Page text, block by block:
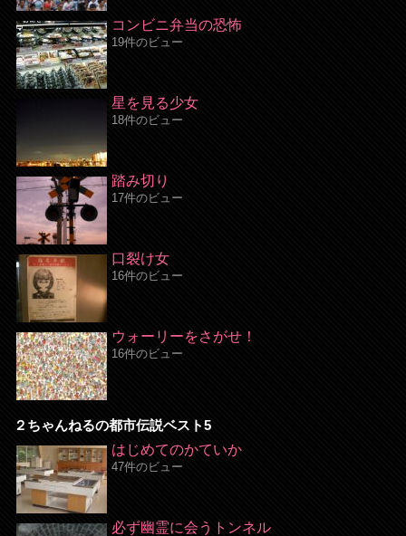
コンビニ弁当の恐怖
19件のビュー
星を見る少女
18件のビュー
踏み切り
17件のビュー
口裂け女
16件のビュー
ウォーリーをさがせ！
16件のビュー
２ちゃんねるの都市伝説ベスト5
はじめてのかていか
47件のビュー
必ず幽霊に会うトンネル